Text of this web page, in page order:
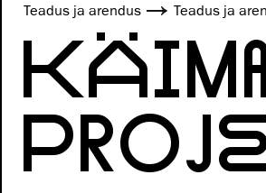
Teadus ja arendus Teadus ja